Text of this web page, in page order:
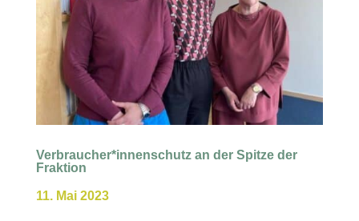
Verbraucher*innenschutz an der Spitze der
Fraktion
11. Mai 2023